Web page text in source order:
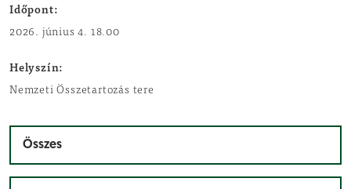
Időpont:
2026. június 4. 18.00
Helyszín:
Nemzeti Összetartozás tere
Összes